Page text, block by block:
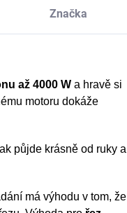
Značka
až 4000 W a hravě si
motoru dokáže
půjde krásně od ruky a
má výhodu v tom, že